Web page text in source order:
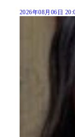
2026年08月06日